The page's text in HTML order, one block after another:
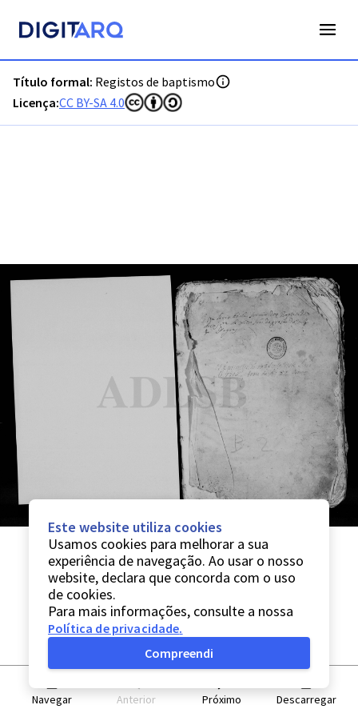
Título formal: Registos de baptismo
Licença:CC BY-SA 4.0
Navegar Anterior Próximo Descarregar
Este website utiliza cookies
Usamos cookies para melhorar a sua
experiência de navegação. Ao usar o nosso
website, declara que concorda com o uso
de cookies.
Para mais informações, consulte a nossa
Política de privacidade.
Compreendi